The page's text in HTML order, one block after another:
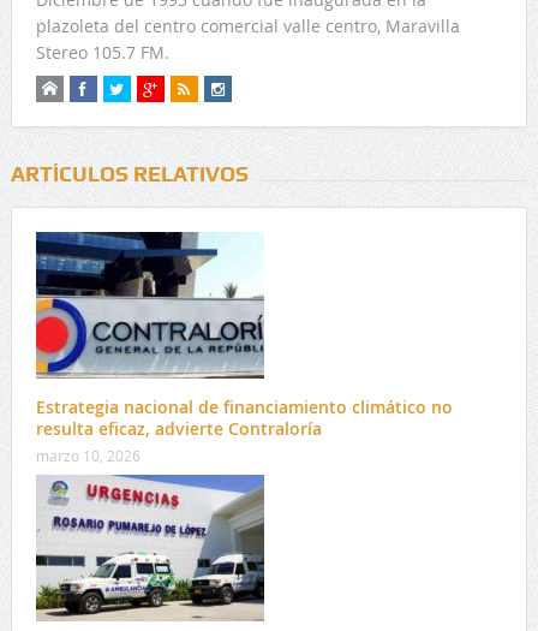
plazoleta del centro comercial valle centro, Maravilla
Stereo 105.7 FM.
ARTÍCULOS RELATIVOS
Estrategia nacional de financiamiento climático no
resulta eficaz, advierte Contraloría
marzo 10, 2026